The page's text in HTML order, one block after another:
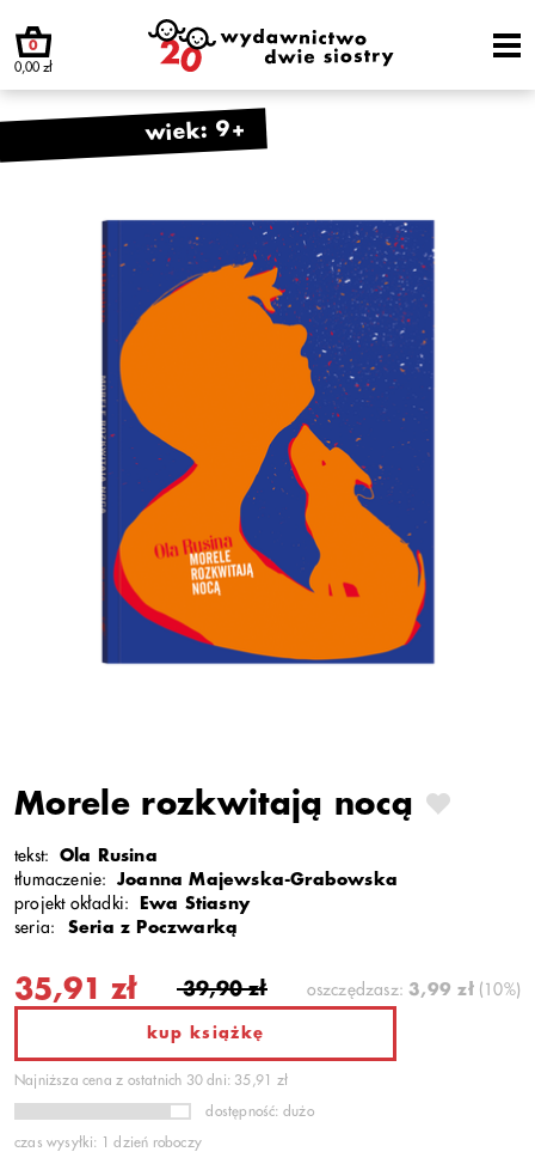
0
0,00 zł
wiek: 9+
Morele rozkwitają nocą
tekst:
Ola Rusina
tłumaczenie:
Joanna Majewska-Grabowska
projekt okładki:
Ewa Stiasny
seria:
Seria z Poczwarką
35,91 zł 39,90 zł oszczędzasz:3,99 zł(10%)
kup książkę
Najniższa cena z ostatnich 30 dni: 35,91 zł
dostępność: dużo
czas wysyłki: 1 dzień roboczy